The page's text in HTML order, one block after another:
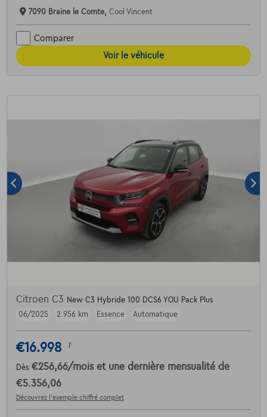
7090 Braine le Comte, Cool Vincent
Comparer
Voir le véhicule
Citroen C3 New C3 Hybride 100 DCS6 YOU Pack Plus
06/2025
2.956 km Essence Automatique
€16.998 1
Dès €256,66/mois et une dernière mensualité de
€5.356,06
Découvrez l’exemple chiffré complet